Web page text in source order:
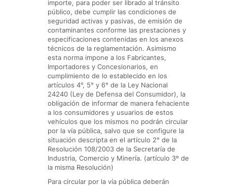
importe, para poder ser librado al tránsito
público, debe cumplir las condiciones de
seguridad activas y pasivas, de emisión de
contaminantes conforme las prestaciones y
especificaciones contenidas en los anexos
técnicos de la reglamentación. Asimismo
esta norma impone a los Fabricantes,
Importadores y Concesionarios, en
cumplimiento de lo establecido en los
artículos 4°, 5° y 6° de la Ley Nacional
24240 (Ley de Defensa del Consumidor), la
obligación de informar de manera fehaciente
a los consumidores y usuarios de estos
vehículos que los mismos no podrán circular
por la vía pública, salvo que se configure la
situación descripta en el artículo 2° de la
Resolución 108/2003 de la Secretaría de
Industria, Comercio y Minería. (artículo 3º de
la misma Resolución)
Para circular por la vía pública deberán